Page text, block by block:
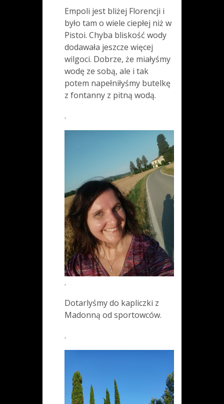
Empoli jest bliżej Florencji i
było tam o wiele ciepłej niż w
Pistoi. Chyba bliskość wody
dodawała jeszcze więcej
wilgoci. Dobrze, że miałyśmy
wodę ze sobą, ale i tak
potem napełniłyśmy butelkę
z fontanny z pitną wodą.
.
.
Dotarlyśmy do kapliczki z
Madonną od sportowców.
.